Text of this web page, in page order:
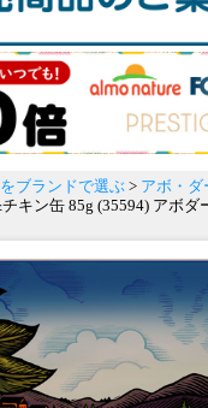
ブランドで選ぶ > アボ・ダ
キン缶 85g (35594) アボダ